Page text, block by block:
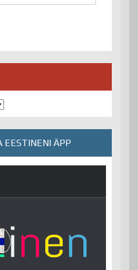
EESTINENI ÄPP